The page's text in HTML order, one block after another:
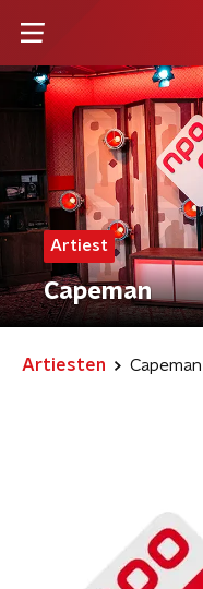
Artiest
Capeman
Artiesten Capeman